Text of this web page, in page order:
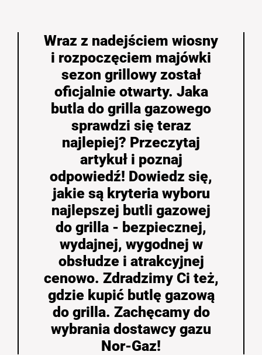
Wraz z nadejściem wiosny
i rozpoczęciem majówki
sezon grillowy został
oficjalnie otwarty. Jaka
butla do grilla gazowego
sprawdzi się teraz
najlepiej? Przeczytaj
artykuł i poznaj
odpowiedź! Dowiedz się,
jakie są kryteria wyboru
najlepszej butli gazowej
do grilla - bezpiecznej,
wydajnej, wygodnej w
obsłudze i atrakcyjnej
cenowo. Zdradzimy Ci też,
gdzie kupić butlę gazową
do grilla. Zachęcamy do
wybrania dostawcy gazu
Nor-Gaz!